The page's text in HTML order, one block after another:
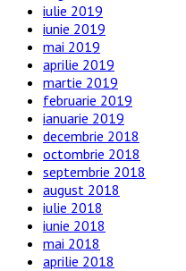
iulie 2019
iunie 2019
mai 2019
aprilie 2019
martie 2019
februarie 2019
ianuarie 2019
decembrie 2018
octombrie 2018
septembrie 2018
august 2018
iulie 2018
iunie 2018
mai 2018
aprilie 2018